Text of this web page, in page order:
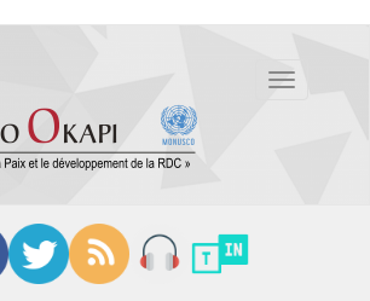
Toggle